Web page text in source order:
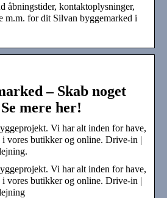
åbningstider, kontaktoplysninger,
m.m. for dit Silvan byggemarked i
– Skab noget
mere her!
Vi har alt inden for have,
vores butikker og online. Drive-in |
Vi har alt inden for have,
vores butikker og online. Drive-in |